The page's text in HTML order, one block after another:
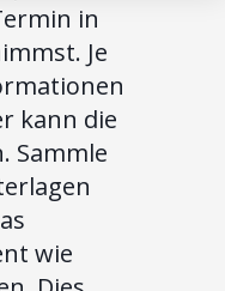
in
Je
kann die
Sammle
wie